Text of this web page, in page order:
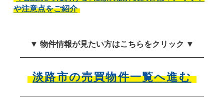
や注意点をご紹介
▼ 物件情報が見たい方はこちらをクリック ▼
淡路市の売買物件一覧へ進む